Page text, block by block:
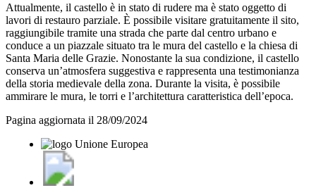
Attualmente, il castello è in stato di rudere ma è stato oggetto di
lavori di restauro parziale. È possibile visitare gratuitamente il sito,
raggiungibile tramite una strada che parte dal centro urbano e
conduce a un piazzale situato tra le mura del castello e la chiesa di
Santa Maria delle Grazie. Nonostante la sua condizione, il castello
conserva un’atmosfera suggestiva e rappresenta una testimonianza
della storia medievale della zona. Durante la visita, è possibile
ammirare le mura, le torri e l’architettura caratteristica dell’epoca.
Pagina aggiornata il 28/09/2024